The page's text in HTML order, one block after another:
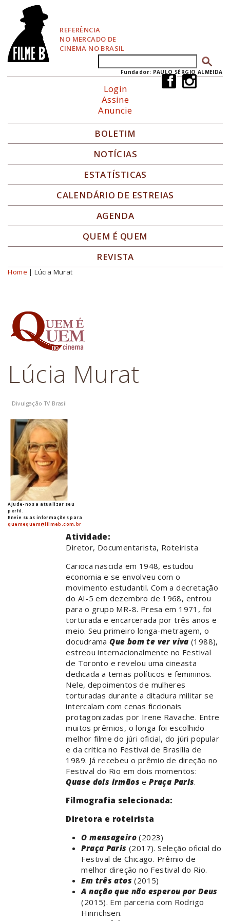
REFERÊNCIA
NO MERCADO DE
CINEMA NO BRASIL
Formulário de busca
Fundador: PAULO SÉRGIO ALMEIDA
Login
Assine
Anuncie
BOLETIM
NOTÍCIAS
ESTATÍSTICAS
CALENDÁRIO DE ESTREIAS
AGENDA
QUEM É QUEM
REVISTA
Você está aqui
Home | Lúcia Murat
Lúcia Murat
Divulgação TV Brasil
Ajude-nos a atualizar seu
perfil.
Envie suas informações para
quemequem@filmeb.com.br
Atividade:
Diretor, Documentarista, Roteirista
Carioca nascida em 1948, estudou
economia e se envolveu com o
movimento estudantil. Com a decretação
do AI-5 em dezembro de 1968, entrou
para o grupo MR-8. Presa em 1971, foi
torturada e encarcerada por três anos e
meio. Seu primeiro longa-metragem, o
docudramaQue bom te ver viva (1988),
estreou internacionalmente no Festival
de Toronto e revelou uma cineasta
dedicada a temas políticos e femininos.
Nele, depoimentos de mulheres
torturadas durante a ditadura militar se
intercalam com cenas ficcionais
protagonizadas por Irene Ravache. Entre
muitos prêmios, o longa foi escolhido
melhor filme do júri oficial, do júri popular
e da crítica no Festival de Brasília de
1989. Já recebeu o prêmio de direção no
Festival do Rio em dois momentos:
Quase dois irmãos ePraça Paris.
Filmografia selecionada:
Diretora e roteirista
O mensageiro(2023)
Praça Paris (2017). Seleção oficial do
Festival de Chicago. Prêmio de
melhor direção no Festival do Rio.
Em três atos (2015)
A nação que não esperou por Deus
(2015). Em parceria com Rodrigo
Hinrichsen.